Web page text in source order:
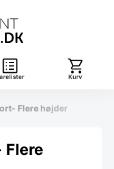
Kurv
Flere højder
Flere